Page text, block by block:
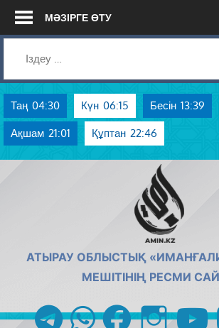
Skip
МӘЗІРГЕ ӨТУ
Таң 04:30 Күн 06:15 Бесін 13:39
Ақшам 21:01 Құптан 22:46
АТЫРАУ ОБЛЫСТЫҚ
МЕШІТІНІҢ РЕСМИ
telegramwhatsappfacebookinstagram